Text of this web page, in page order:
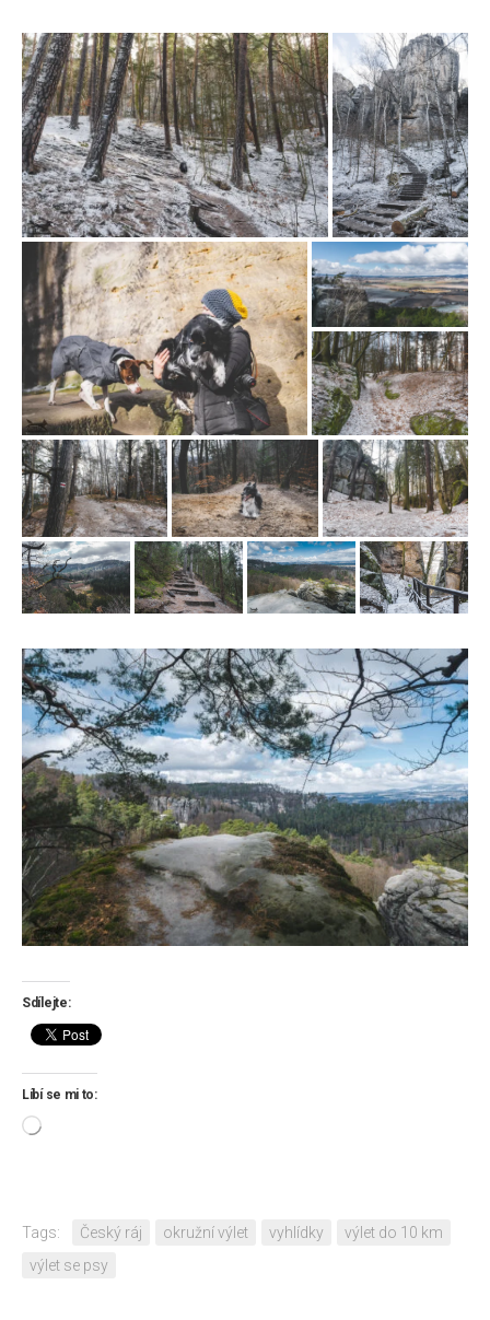
Sdílejte:
Líbí se mi to:
Načítání…
Tags: Český ráj okružní výlet vyhlídky
výlet do 10 km
výlet se psy